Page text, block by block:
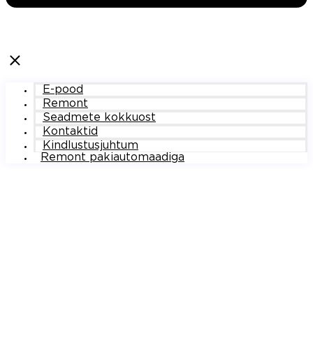
E-pood
Remont
Seadmete kokkuost
Kontaktid
Kindlustusjuhtum
Remont pakiautomaadiga